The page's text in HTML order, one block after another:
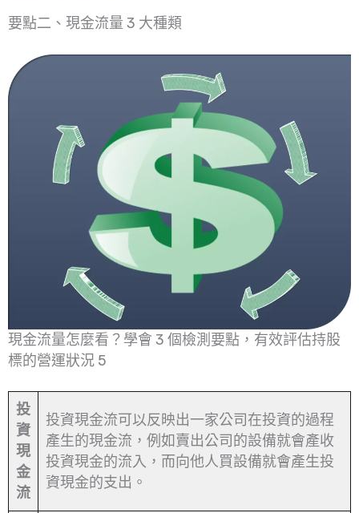
要點二、現金流量 3 大種類
現金流量怎麼看？學會 3 個檢測要點，有效評估持股
標的營運狀況 5
投
資
現
金
流
投資現金流可以反映出一家公司在投資的過程
產生的現金流，例如賣出公司的設備就會產收
投資現金的流入，而向他人買設備就會產生投
資現金的支出。